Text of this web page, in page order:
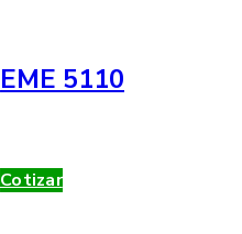
EME 5110
Cotizar